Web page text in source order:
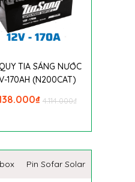
TIA SÁNG NƯỚC
170AH (N200CAT)
₫
4.114.000
₫
Pin Sofar Solar